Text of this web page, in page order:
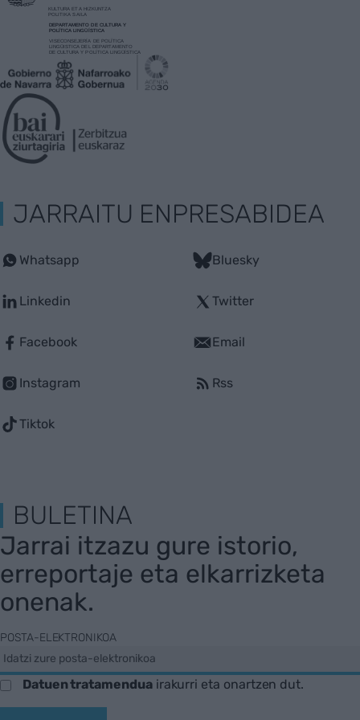
JARRAITU ENPRESABIDEA
Whatsapp
Linkedin
Facebook
Instagram
Tiktok
Bluesky
Twitter
Email
Rss
BULETINA
Jarrai itzazu gure istorio,
erreportaje eta elkarrizketa
onenak.
POSTA-ELEKTRONIKOA
Datuen tratamenduairakurri eta onartzen dut.